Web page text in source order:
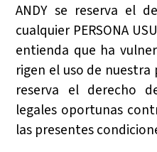
ANDY se reserva el
cualquier PERSONA
entienda que ha
rigen el uso de nuestra
reserva el derecho
legales oportunas
las presentes